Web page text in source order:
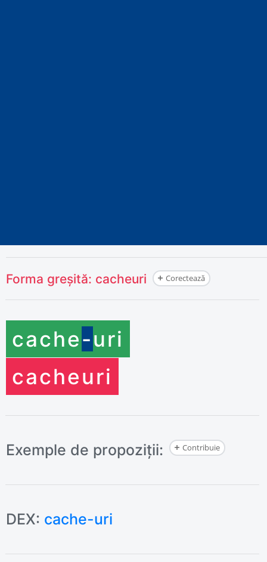
Forma greșită: cacheuri Corectează
cache-uri
cacheuri
Exemple de propoziții: Contribuie
DEX: cache-uri